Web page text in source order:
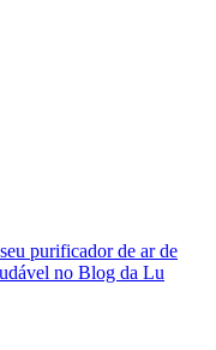
purificador de ar de
no Blog da Lu